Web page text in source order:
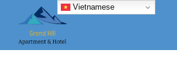
Vietnamese